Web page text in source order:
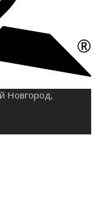
Новгород,